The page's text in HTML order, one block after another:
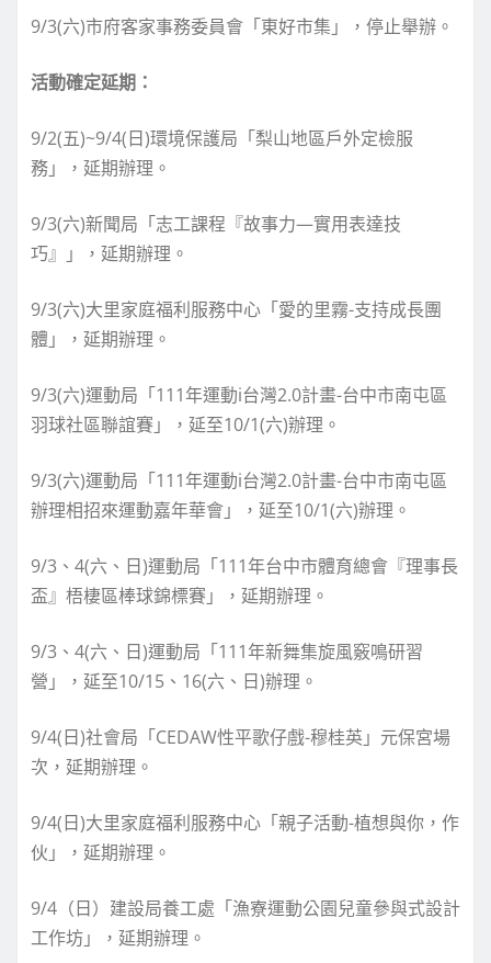
9/3(六)市府客家事務委員會「東好市集」，停止舉辦。
活動確定延期：
9/2(五)~9/4(日)環境保護局「梨山地區戶外定檢服
務」，延期辦理。
9/3(六)新聞局「志工課程『故事力—實用表達技
巧』」，延期辦理。
9/3(六)大里家庭福利服務中心「愛的里霧-支持成長團
體」，延期辦理。
9/3(六)運動局「111年運動i台灣2.0計畫-台中市南屯區
羽球社區聯誼賽」，延至10/1(六)辦理。
9/3(六)運動局「111年運動i台灣2.0計畫-台中市南屯區
辦理相招來運動嘉年華會」，延至10/1(六)辦理。
9/3、4(六、日)運動局「111年台中市體育總會『理事長
盃』梧棲區棒球錦標賽」，延期辦理。
9/3、4(六、日)運動局「111年新舞集旋風竅鳴研習
營」，延至10/15、16(六、日)辦理。
9/4(日)社會局「CEDAW性平歌仔戲-穆桂英」元保宮場
次，延期辦理。
9/4(日)大里家庭福利服務中心「親子活動-植想與你，作
伙」，延期辦理。
9/4（日）建設局養工處「漁寮運動公園兒童參與式設計
工作坊」，延期辦理。